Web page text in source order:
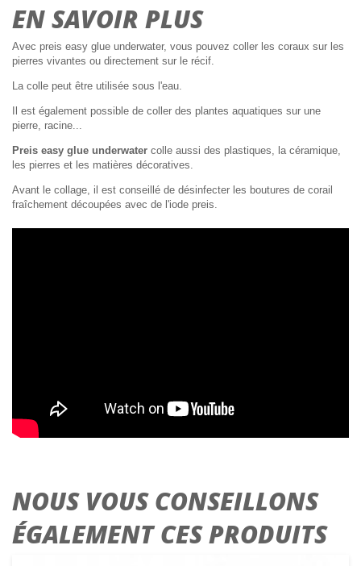
EN SAVOIR PLUS
Avec preis easy glue underwater, vous pouvez coller les coraux sur les
pierres vivantes ou directement sur le récif.
La colle peut être utilisée sous l'eau.
Il est également possible de coller des plantes aquatiques sur une
pierre, racine...
Preis easy glue underwater colle aussi des plastiques, la céramique,
les pierres et les matières décoratives.
Avant le collage, il est conseillé de désinfecter les boutures de corail
fraîchement découpées avec de l'iode preis.
NOUS VOUS CONSEILLONS
ÉGALEMENT CES PRODUITS